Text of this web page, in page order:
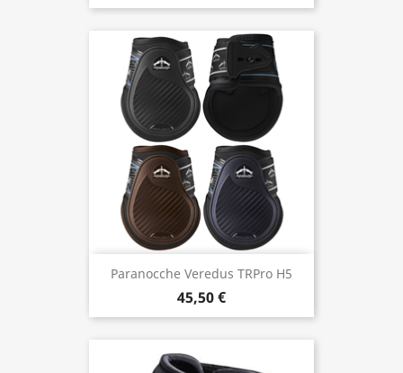
Paranocche Veredus TRPro H5
45,50 €